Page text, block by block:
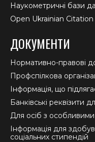
Наукометричні бази
Open Ukrainian
ДОКУМЕНТИ
Нормативно-правові
Профспілкова
Інформація, що
Банківські реквізити
Для осіб з
Інформація для
соціальних стипендій